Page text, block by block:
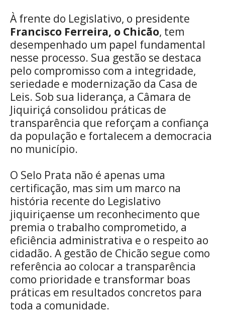
À frente do Legislativo, o presidente
Francisco Ferreira, o Chicão, tem
desempenhado um papel fundamental
nesse processo. Sua gestão se destaca
pelo compromisso com a integridade,
seriedade e modernização da Casa de
Leis. Sob sua liderança, a Câmara de
Jiquiriçá consolidou práticas de
transparência que reforçam a confiança
da população e fortalecem a democracia
no município.
O Selo Prata não é apenas uma
certificação, mas sim um marco na
história recente do Legislativo
jiquiriçaense um reconhecimento que
premia o trabalho comprometido, a
eficiência administrativa e o respeito ao
cidadão. A gestão de Chicão segue como
referência ao colocar a transparência
como prioridade e transformar boas
práticas em resultados concretos para
toda a comunidade.